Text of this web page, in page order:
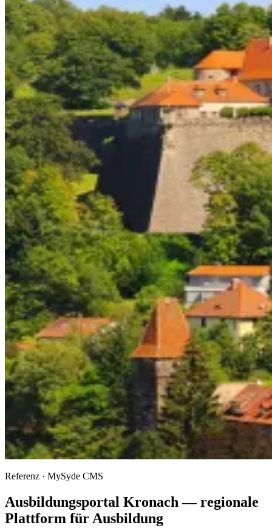
Referenz · MySyde CMS
Ausbildungsportal Kronach — regionale
Plattform für Ausbildung